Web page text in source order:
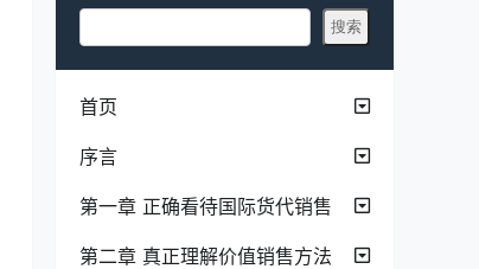
首页
序言
第一章 正确看待国际货代销售
第二章 真正理解价值销售方法